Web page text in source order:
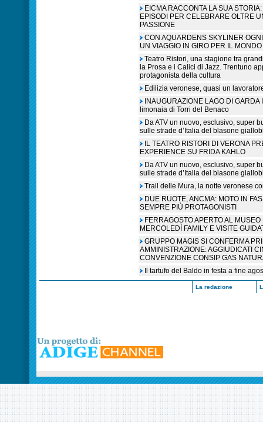
EICMA RACCONTA LA SUA
EPISODI PER CELEBRARE OLTRE
PASSIONE
CON AQUARDENS SKYLINER
UN VIAGGIO IN GIRO PER IL MONDO
Teatro Ristori, una stagione tra
la Prosa e i Calici di Jazz. Trentuno
protagonista della cultura
Edilizia veronese, quasi un
INAUGURAZIONE LAGO DI
limonaia di Torri del Benaco
Da ATV un nuovo, esclusivo, super
sulle strade d’Italia del blasone
IL TEATRO RISTORI DI VERONA
EXPERIENCE SU FRIDA KAHLO
Da ATV un nuovo, esclusivo, super
sulle strade d’Italia del blasone
Trail delle Mura, la notte veronese
DUE RUOTE, ANCMA: MOTO IN
SEMPRE PIÙ PROTAGONISTI
FERRAGOSTO APERTO AL
MERCOLEDÌ FAMILY E VISITE
GRUPPO MAGIS SI CONFERMA
AMMINISTRAZIONE: AGGIUDICATI
CONVENZIONE CONSIP GAS
Il tartufo del Baldo in festa a fine
La redazione